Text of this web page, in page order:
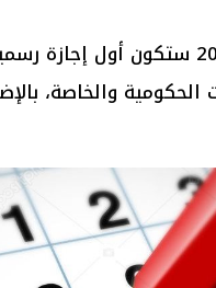
ستكون أول إجازة
والخاصة،